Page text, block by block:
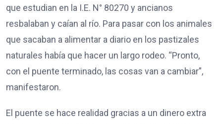
que estudian en la I.E. N° 80270 y ancianos
resbalaban y caían al río. Para pasar con los animales
que sacaban a alimentar a diario en los pastizales
naturales había que hacer un largo rodeo. “Pronto,
con el puente terminado, las cosas van a cambiar”,
manifestaron.
El puente se hace realidad gracias a un dinero extra